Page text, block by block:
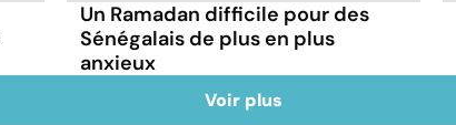
Un Ramadan difficile pour des
Sénégalais de plus en plus
anxieux
Voir plus